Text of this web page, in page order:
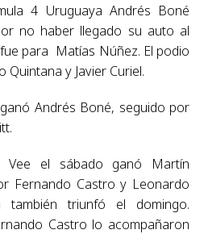
4 Uruguaya Andrés Boné
no haber llegado su auto al
para Matías Núñez. El podio
y Javier Curiel.
Andrés Boné, seguido por
Vee el sábado ganó Martín
Fernando Castro y Leonardo
también triunfó el domingo.
Castro lo acompañaron